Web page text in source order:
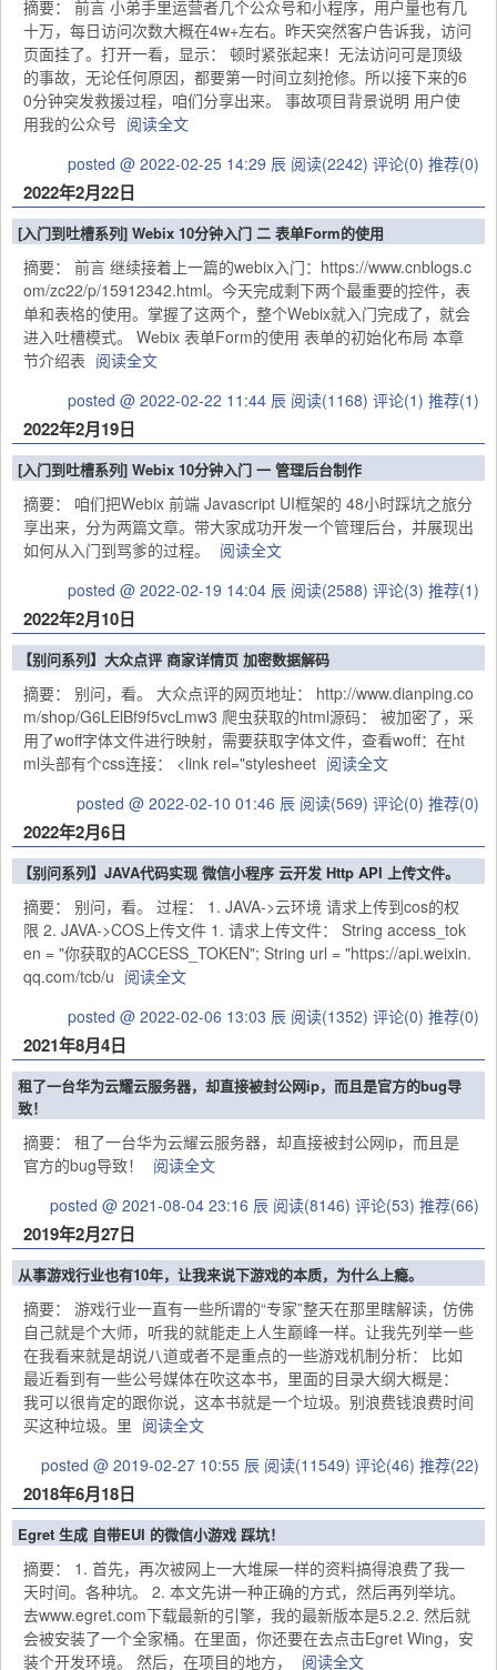
摘要： 前言 小弟手里运营者几个公众号和小程序，用户量也有几
十万，每日访问次数大概在4w+左右。昨天突然客户告诉我，访问
页面挂了。打开一看，显示： 顿时紧张起来！无法访问可是顶级
的事故，无论任何原因，都要第一时间立刻抢修。所以接下来的6
0分钟突发救援过程，咱们分享出来。 事故项目背景说明 用户使
用我的公众号 阅读全文
posted @ 2022-02-25 14:29 辰 阅读(2242) 评论(0) 推荐(0)
2022年2月22日
[入门到吐槽系列] Webix 10分钟入门 二 表单Form的使用
摘要： 前言 继续接着上一篇的webix入门：https://www.cnblogs.c
om/zc22/p/15912342.html。今天完成剩下两个最重要的控件，表
单和表格的使用。掌握了这两个，整个Webix就入门完成了，就会
进入吐槽模式。 Webix 表单Form的使用 表单的初始化布局 本章
节介绍表 阅读全文
posted @ 2022-02-22 11:44 辰 阅读(1168) 评论(1) 推荐(1)
2022年2月19日
[入门到吐槽系列] Webix 10分钟入门 一 管理后台制作
摘要： 咱们把Webix 前端 Javascript UI框架的 48小时踩坑之旅分
享出来，分为两篇文章。带大家成功开发一个管理后台，并展现出
如何从入门到骂爹的过程。
阅读全文
posted @ 2022-02-19 14:04 辰 阅读(2588) 评论(3) 推荐(1)
2022年2月10日
【别问系列】大众点评 商家详情页 加密数据解码
摘要： 别问，看。 大众点评的网页地址： http://www.dianping.co
m/shop/G6LElBf9f5vcLmw3 爬虫获取的html源码： 被加密了，采
用了woff字体文件进行映射，需要获取字体文件，查看woff：在ht
ml头部有个css连接： <link rel="stylesheet 阅读全文
posted @ 2022-02-10 01:46 辰 阅读(569) 评论(0) 推荐(0)
2022年2月6日
【别问系列】JAVA代码实现 微信小程序 云开发 Http API 上传文件。
摘要： 别问，看。 过程： 1. JAVA->云环境 请求上传到cos的权
限 2. JAVA->COS上传文件 1. 请求上传文件： String access_tok
en = "你获取的ACCESS_TOKEN"; String url = "https://api.weixin.
qq.com/tcb/u 阅读全文
posted @ 2022-02-06 13:03 辰 阅读(1352) 评论(0) 推荐(0)
2021年8月4日
租了一台华为云耀云服务器，却直接被封公网ip，而且是官方的bug导
致！
摘要： 租了一台华为云耀云服务器，却直接被封公网ip，而且是
官方的bug导致！
阅读全文
posted @ 2021-08-04 23:16 辰 阅读(8146) 评论(53) 推荐(66)
2019年2月27日
从事游戏行业也有10年，让我来说下游戏的本质，为什么上瘾。
摘要： 游戏行业一直有一些所谓的“专家”整天在那里瞎解读，仿佛
自己就是个大师，听我的就能走上人生巅峰一样。让我先列举一些
在我看来就是胡说八道或者不是重点的一些游戏机制分析： 比如
最近看到有一些公号媒体在吹这本书，里面的目录大纲大概是：
我可以很肯定的跟你说，这本书就是一个垃圾。别浪费钱浪费时间
买这种垃圾。里 阅读全文
posted @ 2019-02-27 10:55 辰 阅读(11549) 评论(46) 推荐(22)
2018年6月18日
Egret 生成 自带EUI 的微信小游戏 踩坑！
摘要： 1. 首先，再次被网上一大堆屎一样的资料搞得浪费了我一
天时间。各种坑。 2. 本文先讲一种正确的方式，然后再列举坑。
去www.egret.com下载最新的引擎，我的最新版本是5.2.2. 然后就
会被安装了一个全家桶。在里面，你还要在去点击Egret Wing，安
装个开发环境。 然后，在项目的地方，
阅读全文